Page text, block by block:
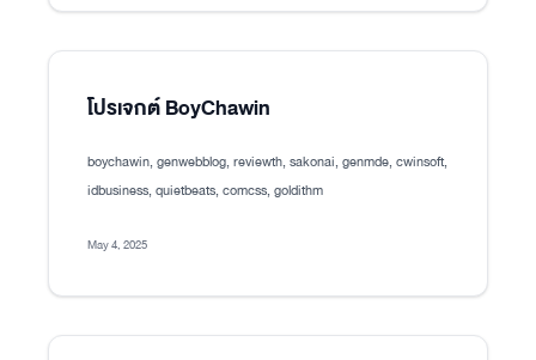
โปรเจกต์ BoyChawin
boychawin, genwebblog, reviewth, sakonai, genmde, cwinsoft,
idbusiness, quietbeats, comcss, goldithm
May 4, 2025